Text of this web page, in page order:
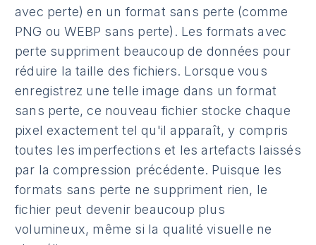
avec perte) en un format sans perte (comme
PNG ou WEBP sans perte). Les formats avec
perte suppriment beaucoup de données pour
réduire la taille des fichiers. Lorsque vous
enregistrez une telle image dans un format
sans perte, ce nouveau fichier stocke chaque
pixel exactement tel qu'il apparaît, y compris
toutes les imperfections et les artefacts laissés
par la compression précédente. Puisque les
formats sans perte ne suppriment rien, le
fichier peut devenir beaucoup plus
volumineux, même si la qualité visuelle ne